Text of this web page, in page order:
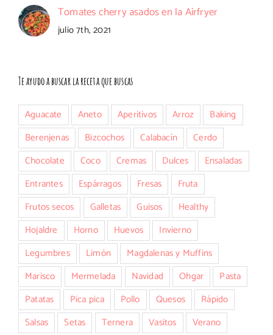
Tomates cherry asados en la Airfryer
julio 7th, 2021
Te ayudo a buscar la receta que buscas
Aguacate Aneto Aperitivos Arroz
Baking
Berenjenas
Bizcochos Calabacín
Cerdo
Chocolate
Coco Cremas Dulces
Ensaladas
Entrantes
Espárragos Fresas
Fruta
Frutos secos
Galletas Guisos
Healthy
Hojaldre
Horno Huevos
Invierno
Legumbres
Limón
Magdalenas y Muffins
Marisco
Mermelada Navidad Ohgar
Pasta
Patatas
Pica pica Pollo Quesos
Rápido
Salsas
Setas Ternera Vasitos
Verano